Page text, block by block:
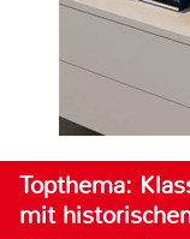
Topthema:
mit